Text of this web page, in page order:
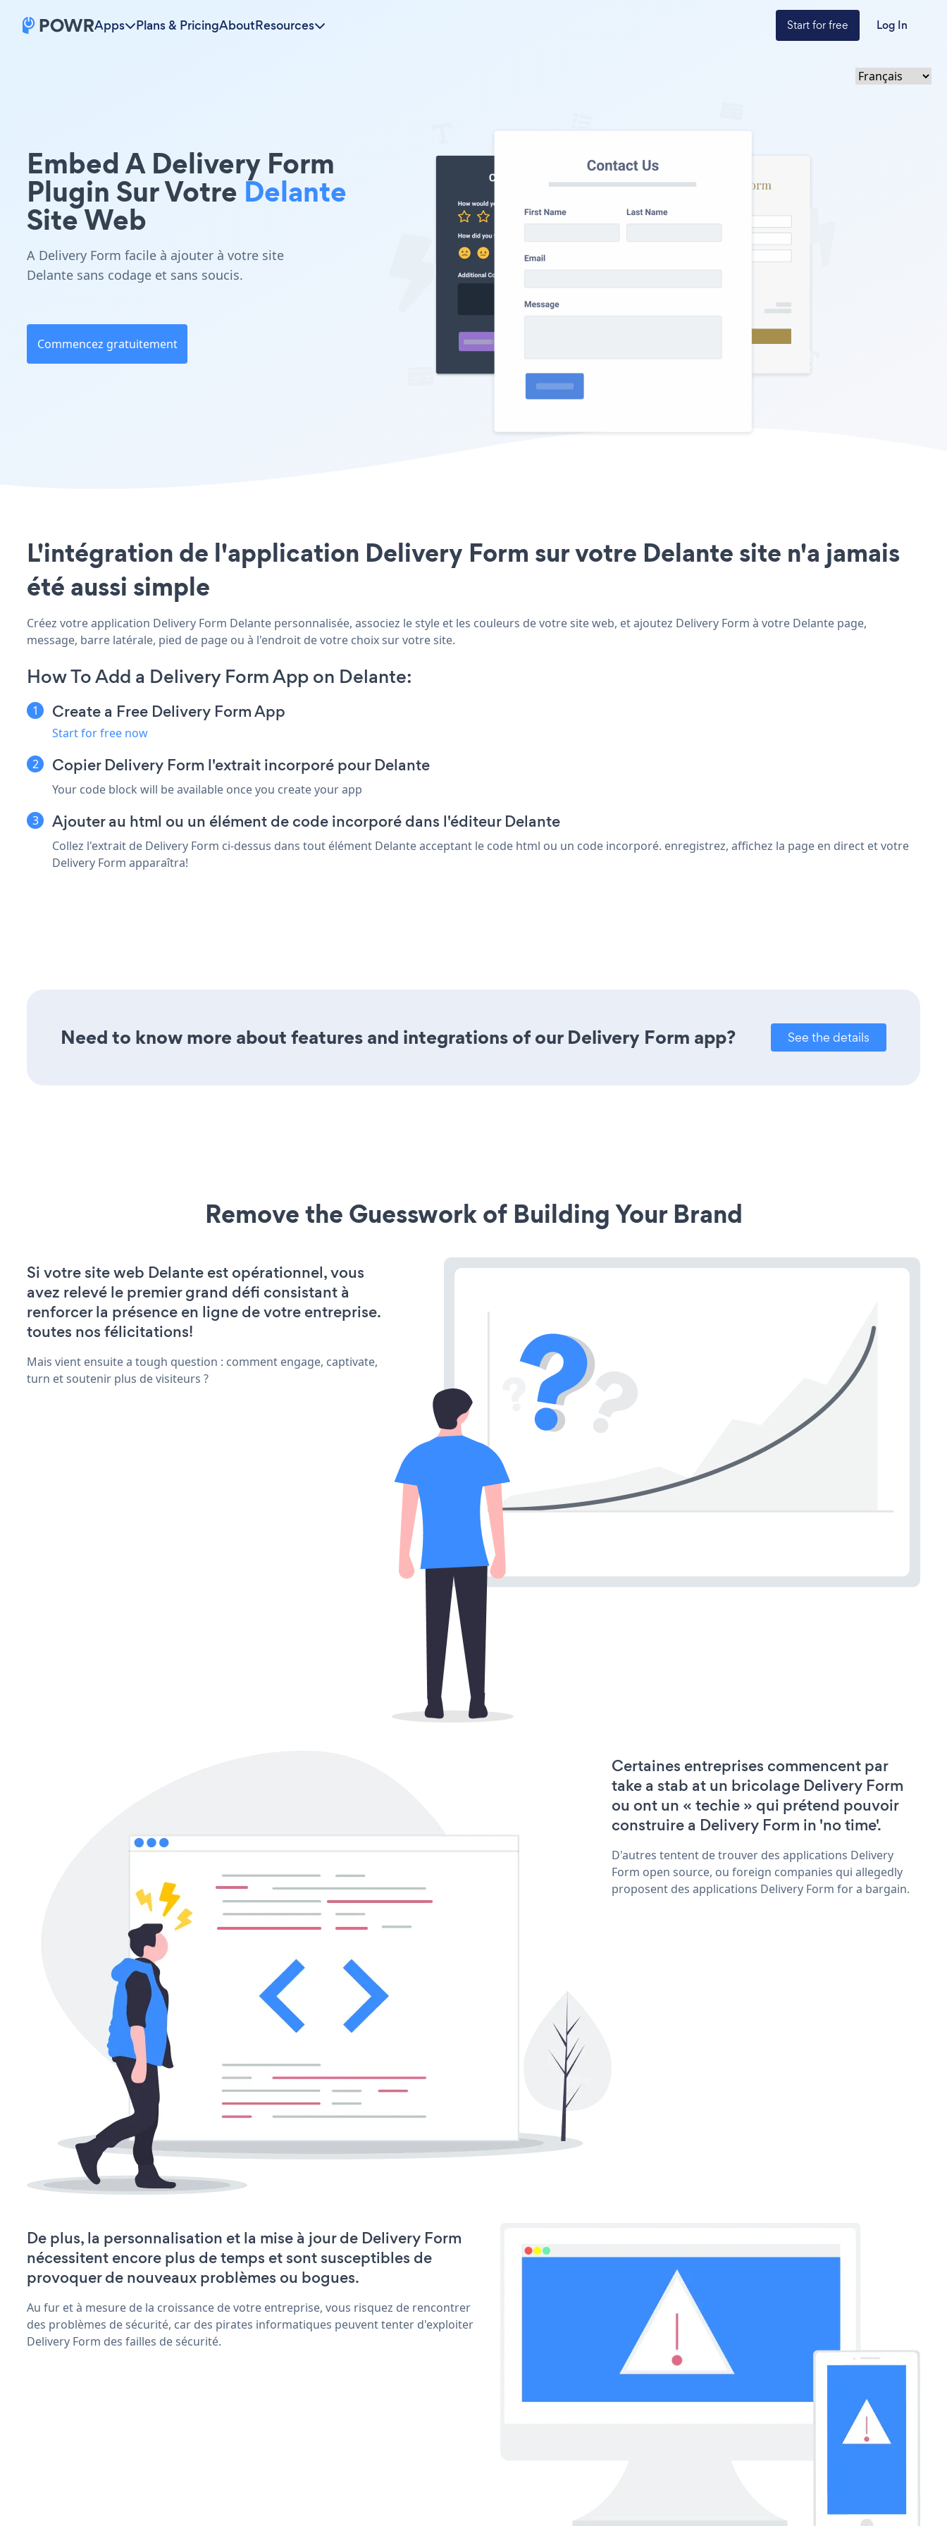
Apps Plans & PricingAboutResources Start for free Log In
Embed A Delivery Form
Plugin Sur Votre Delante
Site Web
A Delivery Form facile à ajouter à votre site
Delante sans codage et sans soucis.
Commencez gratuitement
L'intégration de l'application Delivery Form sur votre Delante site n'a jamais
été aussi simple
Créez votre application Delivery Form Delante personnalisée, associez le style et les couleurs de votre site web, et ajoutez Delivery Form à votre Delante page,
message, barre latérale, pied de page ou à l'endroit de votre choix sur votre site.
How To Add a Delivery Form App on Delante:
Create a Free Delivery Form App
Start for free now
Copier Delivery Form l'extrait incorporé pour Delante
Your code block will be available once you create your app
Ajouter au html ou un élément de code incorporé dans l'éditeur Delante
Collez l'extrait de Delivery Form ci-dessus dans tout élément Delante acceptant le code html ou un code incorporé. enregistrez, affichez la page en direct et votre
Delivery Form apparaîtra!
Need to know more about features and integrations of our Delivery Form app? See the details
Remove the Guesswork of Building Your Brand
Si votre site web Delante est opérationnel, vous
avez relevé le premier grand défi consistant à
renforcer la présence en ligne de votre entreprise.
toutes nos félicitations!
Mais vient ensuite a tough question : comment engage, captivate,
turn et soutenir plus de visiteurs ?
Certaines entreprises commencent par
take a stab at un bricolage Delivery Form
ou ont un « techie » qui prétend pouvoir
construire a Delivery Form in 'no time'.
D'autres tentent de trouver des applications Delivery
Form open source, ou foreign companies qui allegedly
proposent des applications Delivery Form for a bargain.
De plus, la personnalisation et la mise à jour de Delivery Form
nécessitent encore plus de temps et sont susceptibles de
provoquer de nouveaux problèmes ou bogues.
Au fur et à mesure de la croissance de votre entreprise, vous risquez de rencontrer
des problèmes de sécurité, car des pirates informatiques peuvent tenter d'exploiter
Delivery Form des failles de sécurité.